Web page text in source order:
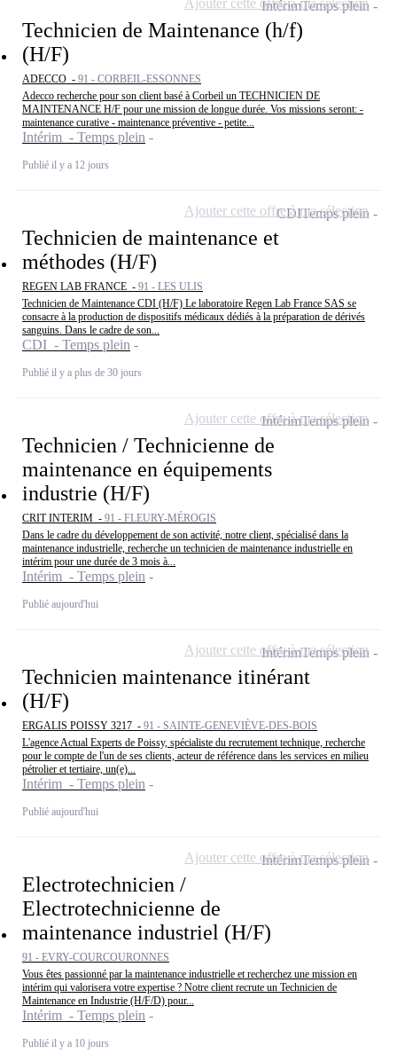
Technicien de Maintenance (h/f)
(H/F)
ADECCO - 91 - CORBEIL-ESSONNES
Adecco recherche pour son client basé à Corbeil un TECHNICIEN DE
MAINTENANCE H/F pour une mission de longue durée. Vos missions seront: -
maintenance curative - maintenance préventive - petite...
Intérim - Temps plein
Publié il y a 12 jours
IntérimTemps plein
Ajouter cette offre à ma sélection
Technicien de maintenance et
méthodes (H/F)
REGEN LAB FRANCE - 91 - LES ULIS
Technicien de Maintenance CDI (H/F) Le laboratoire Regen Lab France SAS se
consacre à la production de dispositifs médicaux dédiés à la préparation de dérivés
sanguins. Dans le cadre de son...
CDI - Temps plein
Publié il y a plus de 30 jours
CDITemps plein
Ajouter cette offre à ma sélection
Technicien / Technicienne de
maintenance en équipements
industrie (H/F)
CRIT INTERIM - 91 - FLEURY-MÉROGIS
Dans le cadre du développement de son activité, notre client, spécialisé dans la
maintenance industrielle, recherche un technicien de maintenance industrielle en
intérim pour une durée de 3 mois à...
Intérim - Temps plein
Publié aujourd'hui
IntérimTemps plein
Ajouter cette offre à ma sélection
Technicien maintenance itinérant
(H/F)
ERGALIS POISSY 3217 - 91 - SAINTE-GENEVIÈVE-DES-BOIS
L'agence Actual Experts de Poissy, spécialiste du recrutement technique, recherche
pour le compte de l'un de ses clients, acteur de référence dans les services en milieu
pétrolier et tertiaire, un(e)...
Intérim - Temps plein
Publié aujourd'hui
IntérimTemps plein
Ajouter cette offre à ma sélection
Electrotechnicien /
Electrotechnicienne de
maintenance industriel (H/F)
91 - EVRY-COURCOURONNES
Vous êtes passionné par la maintenance industrielle et recherchez une mission en
intérim qui valorisera votre expertise ? Notre client recrute un Technicien de
Maintenance en Industrie (H/F/D) pour...
Intérim - Temps plein
Publié il y a 10 jours
IntérimTemps plein
Ajouter cette offre à ma sélection